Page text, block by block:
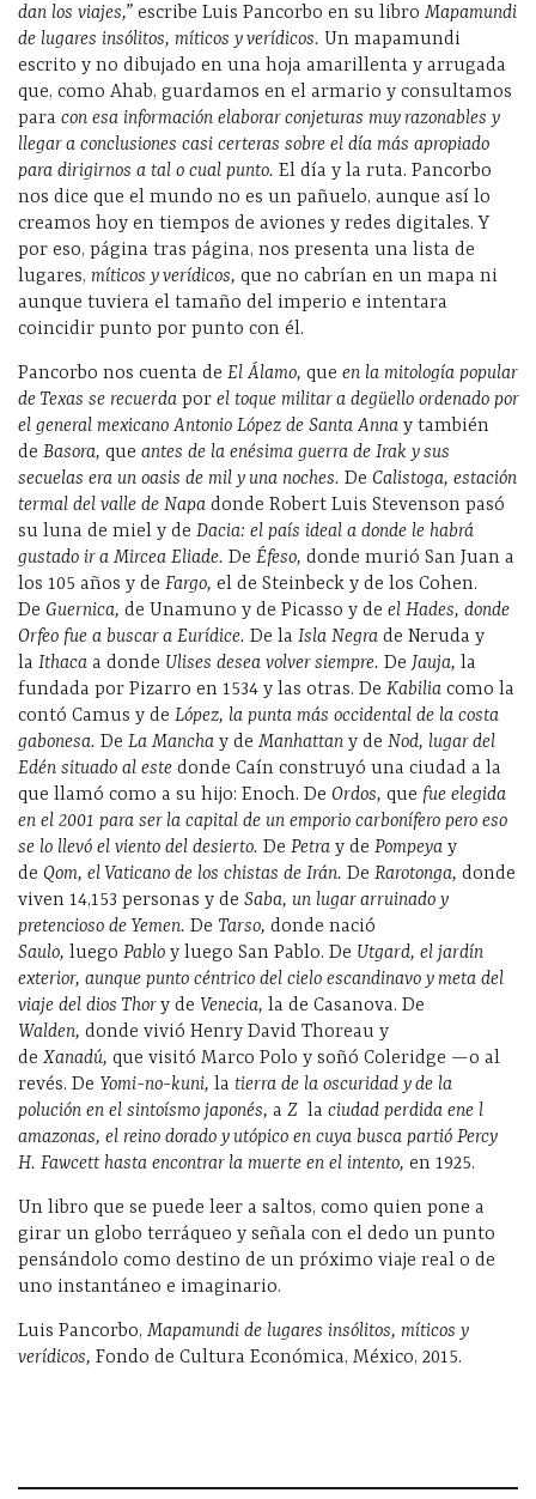
dan los viajes,” escribe Luis Pancorbo en su libro Mapamundi
de lugares insólitos, míticos y verídicos. Un mapamundi
escrito y no dibujado en una hoja amarillenta y arrugada
que, como Ahab, guardamos en el armario y consultamos
para con esa información elaborar conjeturas muy razonables y
llegar a conclusiones casi certeras sobre el día más apropiado
para dirigirnos a tal o cual punto. El día y la ruta. Pancorbo
nos dice que el mundo no es un pañuelo, aunque así lo
creamos hoy en tiempos de aviones y redes digitales. Y
por eso, página tras página, nos presenta una lista de
lugares, míticos y verídicos, que no cabrían en un mapa ni
aunque tuviera el tamaño del imperio e intentara
coincidir punto por punto con él.
Pancorbo nos cuenta de El Álamo, que en la mitología popular
de Texas se recuerda por el toque militar a degüello ordenado por
el general mexicano Antonio López de Santa Anna y también
de Basora, que antes de la enésima guerra de Irak y sus
secuelas era un oasis de mil y una noches. De Calistoga, estación
termal del valle de Napa donde Robert Luis Stevenson pasó
su luna de miel y de Dacia: el país ideal a donde le habrá
gustado ir a Mircea Eliade. De Éfeso, donde murió San Juan a
los 105 años y de Fargo, el de Steinbeck y de los Cohen.
De Guernica, de Unamuno y de Picasso y de el Hades, donde
Orfeo fue a buscar a Eurídice. De la Isla Negra de Neruda y
la Ithaca a donde Ulises desea volver siempre. De Jauja, la
fundada por Pizarro en 1534 y las otras. De Kabilia como la
contó Camus y de López, la punta más occidental de la costa
gabonesa. De La Mancha y de Manhattan y de Nod, lugar del
Edén situado al este donde Caín construyó una ciudad a la
que llamó como a su hijo: Enoch. De Ordos, que fue elegida
en el 2001 para ser la capital de un emporio carbonífero pero eso
se lo llevó el viento del desierto. De Petra y de Pompeya y
de Qom, elVaticano de los chistas de Irán. De Rarotonga, donde
viven 14,153 personas y de Saba, un lugar arruinado y
pretencioso de Yemen. De Tarso, donde nació
Saulo, luego Pablo y luego San Pablo. De Utgard, el jardín
exterior, aunque punto céntrico del cielo escandinavo y meta del
viaje del dios Thory de Venecia, la de Casanova. De
Walden, donde vivió Henry David Thoreau y
de Xanadú, que visitó Marco Polo y soñó Coleridge —o al
revés. De Yomi-no-kuni, la tierra de la oscuridad y de la
polución en el sintoísmo japonés, a Z la ciudad perdida ene l
amazonas, el reino dorado y utópico en cuya busca partió Percy
H. Fawcett hasta encontrar la muerte en el intento, en 1925.
Un libro que se puede leer a saltos, como quien pone a
girar un globo terráqueo y señala con el dedo un punto
pensándolo como destino de un próximo viaje real o de
uno instantáneo e imaginario.
Luis Pancorbo, Mapamundi de lugares insólitos, míticos y
verídicos, Fondo de Cultura Económica, México, 2015.